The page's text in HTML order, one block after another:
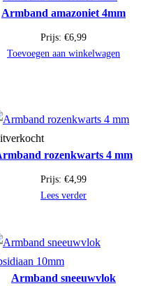
Armband amazoniet 4mm
Prijs: €6,99
Toevoegen aan winkelwagen
rozenkwarts 4 mm
Prijs: €4,99
Lees verder
Armband sneeuwvlok